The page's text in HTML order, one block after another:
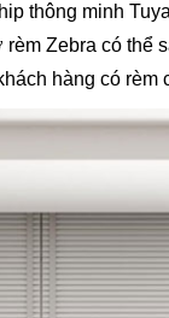
thông minh
Zebra có thể
hàng có rèm